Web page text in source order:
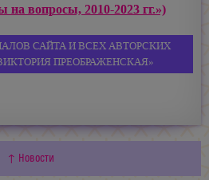
на вопросы, 2010-2023 гг.»)
САЙТА И ВСЕХ АВТОРСКИХ
ПРЕОБРАЖЕНСКАЯ»
↑ Новости